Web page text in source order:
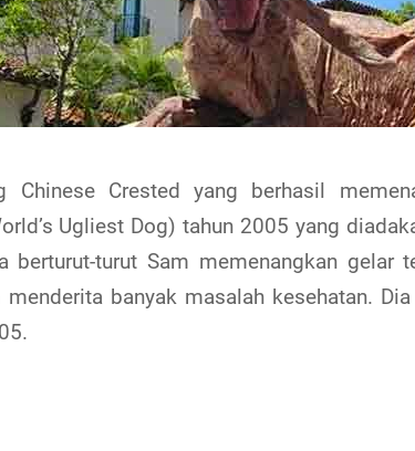
Chinese Crested yang berhasil
Ugliest Dog) tahun 2005 yang
berturut-turut Sam memenangkan gelar
banyak masalah kesehatan.